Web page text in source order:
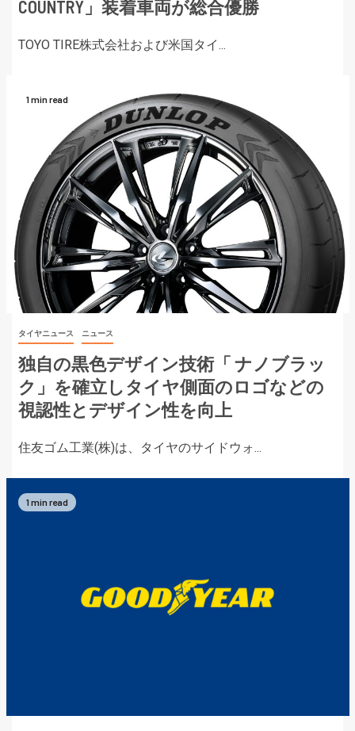
COUNTRY」装着車両が総合優勝
TOYO TIRE株式会社および米国タイ...
1 min read
タイヤニュース ニュース
独自の黒色デザイン技術「 ナノブラッ
ク」を確立しタイヤ側面のロゴなどの
視認性とデザイン性を向上
住友ゴム工業(株)は、タイヤのサイドウォ...
1 min read